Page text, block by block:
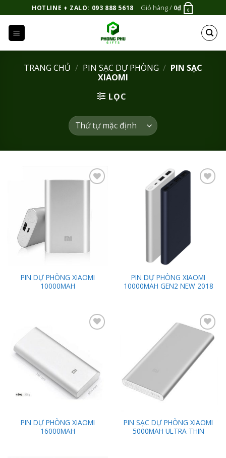
qua
dung
HOTLINE + ZALO: 093 888 5618 Giỏ hàng / 0₫ 0
TRANG CHỦ / PIN SẠC DỰ PHÒNG / PIN SẠC
XIAOMI
LỌC
PIN DỰ PHÒNG XIAOMI
10000MAH
PIN DỰ PHÒNG XIAOMI
10000MAH GEN2 NEW 2018
PIN DỰ PHÒNG XIAOMI
16000MAH
Add to
Wishlist
PIN SẠC DỰ PHÒNG XIAOMI
5000MAH ULTRA THIN